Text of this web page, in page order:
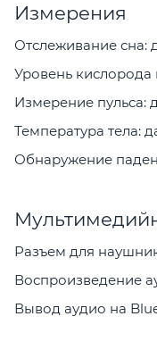
Измерения
Отслеживание сна:
Уровень кислорода
Измерение пульса:
Температура тела:
Обнаружение
Разъем для
Воспроизведение
Вывод аудио на